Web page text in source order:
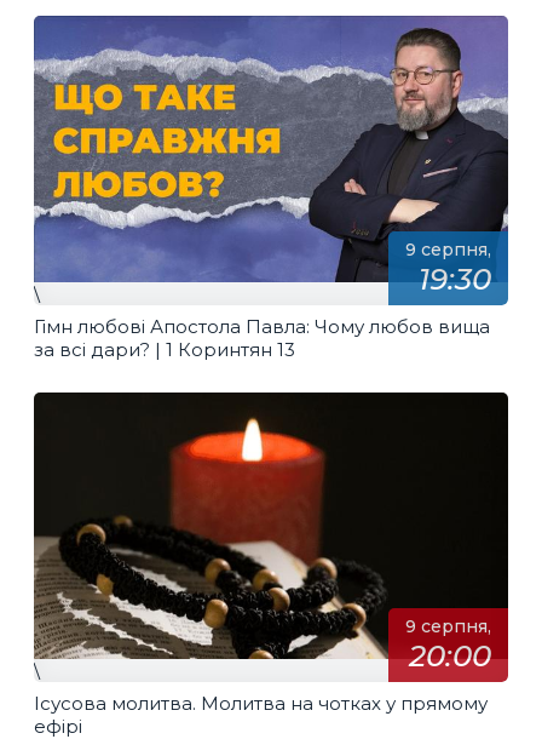
9 серпня,
19:30
\
Гімн любові Апостола Павла: Чому любов вища
за всі дари? | 1 Коринтян 13
9 серпня,
20:00
\
Ісусова молитва. Молитва на чотках у прямому
ефірі